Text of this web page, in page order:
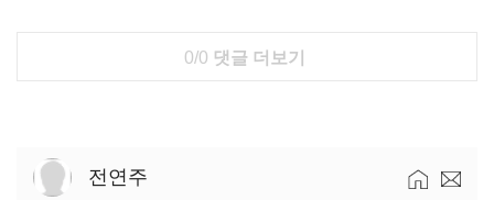
0/0 댓글 더보기
전연주